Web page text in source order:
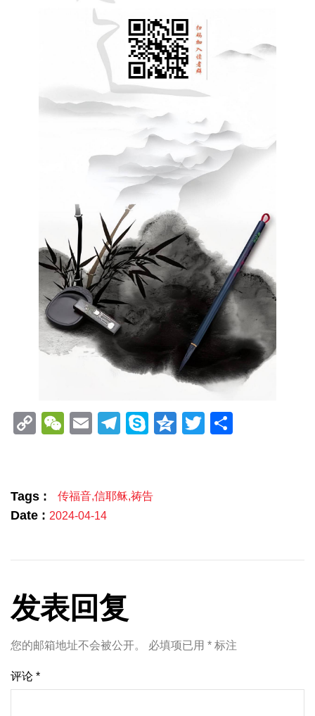
CopyWeChat
EmailTelegram
SkypeQzoneTwitter
Tags : 传福音,信耶稣,祷告
Date : 2024-04-14
发表回复
您的邮箱地址不会被公开。 必填项已用 * 标注
评论 *